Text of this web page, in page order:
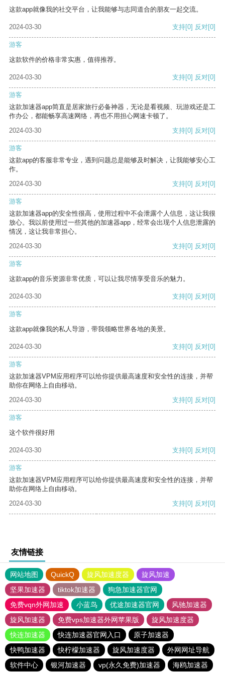
这款app就像我的社交平台，让我能够与志同道合的朋友一起交流。
2024-03-30 支持[0] 反对[0]
游客
这款软件的价格非常实惠，值得推荐。
2024-03-30 支持[0] 反对[0]
游客
这款加速器app简直是居家旅行必备神器，无论是看视频、玩游戏还是工
作办公，都能畅享高速网络，再也不用担心网速卡顿了。
2024-03-30
支持[0] 反对[0]
游客
这款app的客服非常专业，遇到问题总是能够及时解决，让我能够安心工
作。
2024-03-30
支持[0] 反对[0]
游客
这款加速器app的安全性很高，使用过程中不会泄露个人信息，这让我很
放心。我以前使用过一些其他的加速器app，经常会出现个人信息泄露的
情况，这让我非常担心。
2024-03-30
支持[0] 反对[0]
游客
这款app的音乐资源非常优质，可以让我尽情享受音乐的魅力。
2024-03-30 支持[0] 反对[0]
游客
这款app就像我的私人导游，带我领略世界各地的美景。
2024-03-30 支持[0] 反对[0]
游客
这款加速器VPM应用程序可以给你提供最高速度和安全性的连接，并帮
助你在网络上自由移动。
2024-03-30
支持[0] 反对[0]
游客
这个软件很好用
2024-03-30 支持[0] 反对[0]
游客
这款加速器VPM应用程序可以给你提供最高速度和安全性的连接，并帮
助你在网络上自由移动。
2024-03-30
支持[0] 反对[0]
友情链接
网站地图 QuickQ 旋风加速度器
旋风加速
坚果加速器
tiktok加速器
狗急加速器官网
免费vqn外网加速
小蓝鸟 优途加速器官网
风驰加速器
旋风加速器
免费vps加速器外网苹果版
旋风加速度器
快连加速器
快连加速器官网入口
原子加速器
快鸭加速器
快柠檬加速器 旋风加速度器
外网网址导航
软件中心
银河加速器 vp(永久免费)加速器 海鸥加速器